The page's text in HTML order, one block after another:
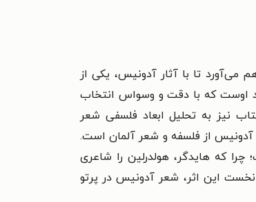
می‌آورد تا با آثار آدونیس، یکی از
اوست که با دقت و وسواس انتخاب
نیز به تحلیل ابعاد فلسفی شعر
آدونیس از فلسفه و شعر آلمان است.
که هایدگر، هولدرلین را شاعری
این اثر، شعر آدونیس در پرتو